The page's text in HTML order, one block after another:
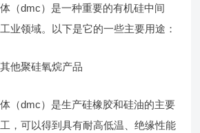
（dmc）是一种重要的有机硅中间
业领域。以下是它的一些主要用途：
他聚硅氧烷产品
（dmc）是生产硅橡胶和硅油的主要
，可以得到具有耐高低温、绝缘性能